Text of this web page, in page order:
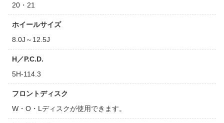
20・21
ホイールサイズ
8.0J～12.5J
H／P.C.D.
5H-114.3
フロントディスク
W・O・Lディスクが使用できます。